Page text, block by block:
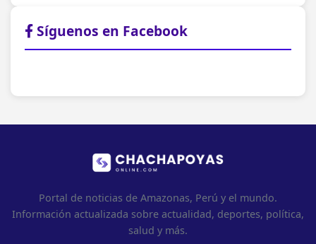
Síguenos en Facebook
Portal de noticias de Amazonas, Perú y el mundo.
Información actualizada sobre actualidad, deportes, política,
salud y más.